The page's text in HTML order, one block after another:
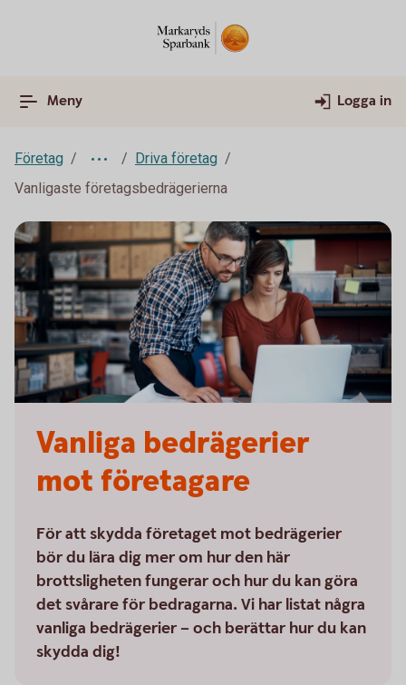
Meny Logga in
Företag
Driva företag
Vanligaste företagsbedrägerierna
Vanliga bedrägerier
mot företagare
För att skydda företaget mot bedrägerier
bör du lära dig mer om hur den här
brottsligheten fungerar och hur du kan göra
det svårare för bedragarna. Vi har listat några
vanliga bedrägerier – och berättar hur du kan
skydda dig!